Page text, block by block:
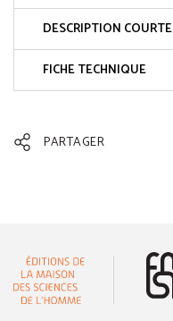
DESCRIPTION COURTE
FICHE TECHNIQUE
PARTAGER